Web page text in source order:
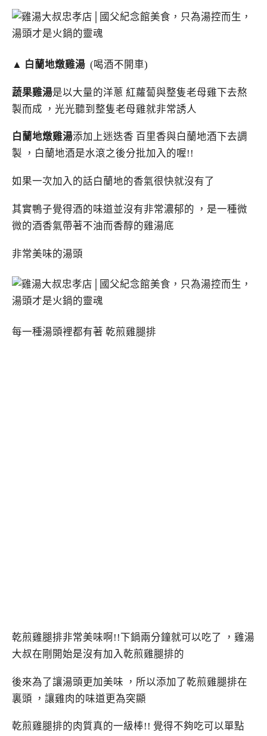
▲ 白蘭地燉雞湯 (喝酒不開車)
蔬果雞湯是以大量的洋蔥 紅蘿蔔與整隻老母雞下去熬
製而成 ，光光聽到整隻老母雞就非常誘人
白蘭地燉雞湯添加上迷迭香 百里香與白蘭地酒下去調
製 ，白蘭地酒是水滾之後分批加入的喔!!
如果一次加入的話白蘭地的香氣很快就沒有了
其實鴨子覺得酒的味道並沒有非常濃郁的 ，是一種微
微的酒香氣帶著不油而香醇的雞湯底
非常美味的湯頭
每一種湯頭裡都有著 乾煎雞腿排
乾煎雞腿排非常美味啊!!下鍋兩分鐘就可以吃了 ，雞湯
大叔在剛開始是沒有加入乾煎雞腿排的
後來為了讓湯頭更加美味 ，所以添加了乾煎雞腿排在
裏頭 ，讓雞肉的味道更為突顯
乾煎雞腿排的肉質真的一級棒!! 覺得不夠吃可以單點